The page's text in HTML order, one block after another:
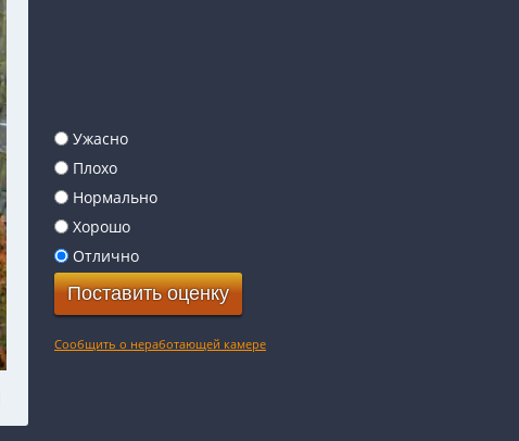
Ужасно
Плохо
Нормально
Хорошо
Отлично
Сообщить о неработающей камере